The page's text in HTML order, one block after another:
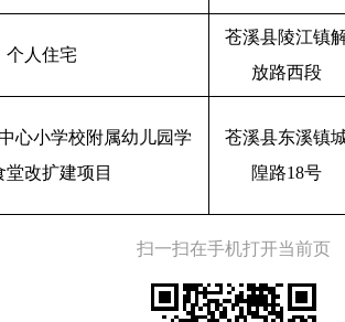
个人住宅
苍溪县陵江镇
放路西段
心小学校附属幼儿园学
堂改扩建项目
苍溪县东溪镇
隍路18号
扫一扫在手机打开当前页